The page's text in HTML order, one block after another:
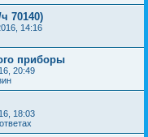
70140)
14:16
приборы
20:49
18:03